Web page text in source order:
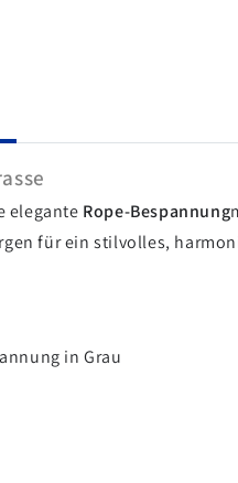
elegante Rope-Bespannung
für ein stilvolles,
in Grau